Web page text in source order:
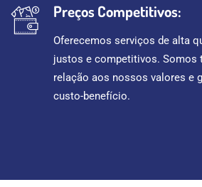
Preços Competitivos:
Oferecemos serviços de alta
justos e competitivos. Somos
relação aos nossos valores e
custo-benefício.